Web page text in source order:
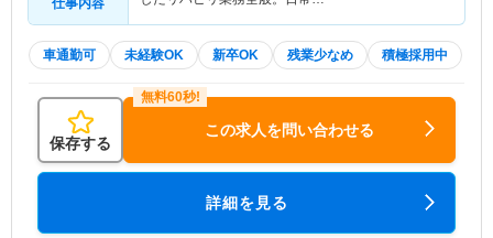
仕事内容
車通勤可 未経験OK 新卒OK 残業少なめ 積極採用中
保存する
この求人を問い合わせる
詳細を見る